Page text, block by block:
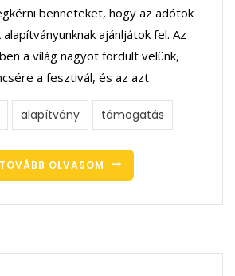
benneteket, hogy az adótok
ajánljátok fel. Az
a világ nagyot fordult velünk,
a fesztivál, és az azt
alapítvány támogatás
TOVÁBB OLVASOM